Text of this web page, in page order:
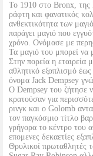
Το 1910 στο Bronx, της
ράφτη και φανατικός
ανθεκτικότητα των
παράγει μαγιό που
χρόνο. Ονόμασε με
Τα μαγιό του μπορεί να
Στην πορεία η
αθλητικό εξοπλισμό
όνομα Jack Dempsey
Ο Dempsey του ζήτησε
κρατούσαν για
ρινγκ και ο Golomb
τον παγκόσμιο τίτλο
γρήγορα το κέντρο του
επομενες δεκαετίες
Θρυλικοί πρωταθλητές